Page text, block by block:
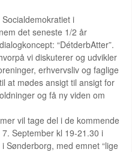
i
det seneste 1/2 år
“DétderbAtter”.
vi diskuterer og udvikler
erhvervsliv og faglige
at mødes ansigt til ansigt for
og få ny viden om
vil tage del i de kommende
September kl 19-21.30 i
Sønderborg, med emnet “lige